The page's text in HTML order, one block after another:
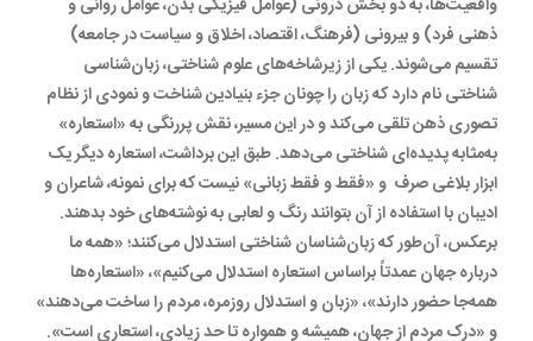
ذهنی فرد) و بیرونی (فرهنگ، اقتصاد، اخلاق و سیاست در جامعه)
تقسیم می‌شوند. یکی از زیرشاخه‌های علوم شناختی، زبان‌شناسی
شناختی نام دارد که زبان را چونان جزء بنیادین شناخت و نمودی از نظام
تصوری ذهن تلقی می‌کند و در این مسیر، نقش پررنگی به «استعاره‌»
به‌مثابه پدیده‌ای شناختی می‌دهد. طبق این برداشت، استعاره دیگر یک
ابزار بلاغی صرف و «فقط و فقط زبانی» نیست که برای نمونه، شاعران و
ادیبان با استفاده از آن بتوانند رنگ و لعابی به نوشته‌های خود بدهند.
برعکس، آن‌طور که زبان‌شناسان شناختی استدلال می‌کنند؛ «همه ما
درباره جهان عمدتاً براساس استعاره استدلال می‌کنیم»، «استعاره‌ها
همه‌جا حضور دارند»، «زبان و استدلال روزمره، مردم را ساخت می‌دهند»
و «درک مردم از جهان، همیشه و همواره تا حد زیادی، استعاری است».